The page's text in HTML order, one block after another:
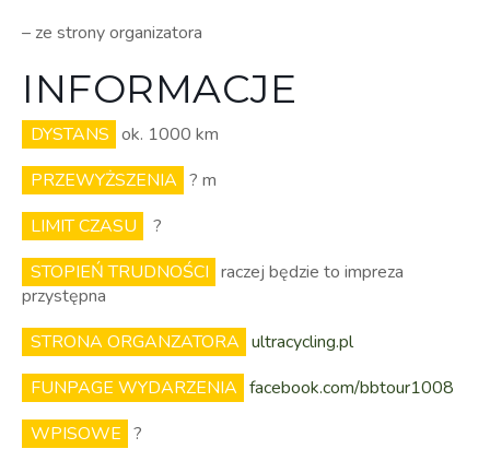
– ze strony organizatora
INFORMACJE
DYSTANS ok. 1000 km
PRZEWYŻSZENIA ? m
LIMIT CZASU
?
STOPIEŃ TRUDNOŚCI raczej będzie to impreza
przystępna
STRONA ORGANZATORA ultracycling.pl
FUNPAGE WYDARZENIA facebook.com/bbtour1008
WPISOWE ?